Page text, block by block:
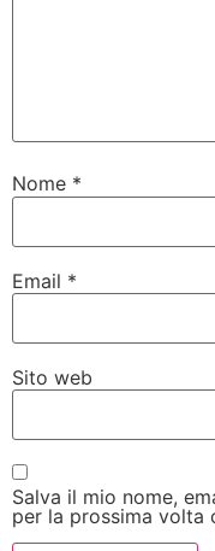
Nome *
Email *
Sito web
Salva il mio nome,
per la prossima volta